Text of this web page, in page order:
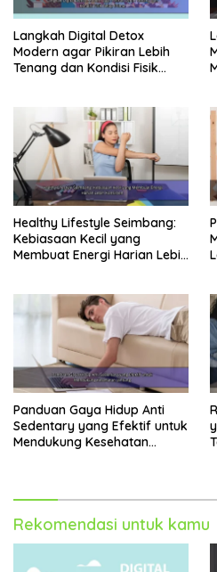
Langkah Digital Detox
Modern agar Pikiran Lebih
Tenang dan Kondisi Fisik
Healthy Lifestyle Seimbang:
Kebiasaan Kecil yang
Membuat Energi Harian Lebih
Panduan Gaya Hidup Anti
Sedentary yang Efektif untuk
Mendukung Kesehatan
Rekomendasi untuk kamu